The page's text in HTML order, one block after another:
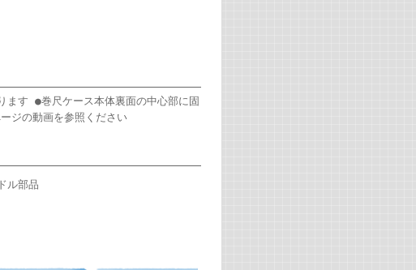
す ●巻尺ケース本体裏面の中心部に固
ジの動画を参照ください
ル部品